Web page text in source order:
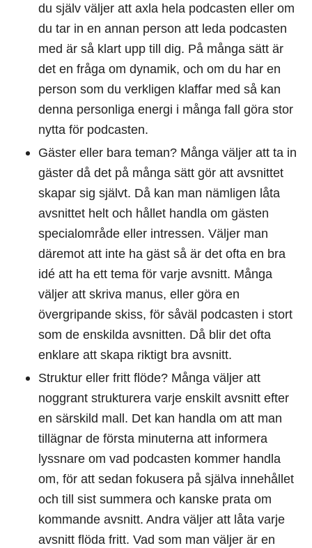
du själv väljer att axla hela podcasten eller om
du tar in en annan person att leda podcasten
med är så klart upp till dig. På många sätt är
det en fråga om dynamik, och om du har en
person som du verkligen klaffar med så kan
denna personliga energi i många fall göra stor
nytta för podcasten.
Gäster eller bara teman? Många väljer att ta in
gäster då det på många sätt gör att avsnittet
skapar sig självt. Då kan man nämligen låta
avsnittet helt och hållet handla om gästen
specialområde eller intressen. Väljer man
däremot att inte ha gäst så är det ofta en bra
idé att ha ett tema för varje avsnitt. Många
väljer att skriva manus, eller göra en
övergripande skiss, för såväl podcasten i stort
som de enskilda avsnitten. Då blir det ofta
enklare att skapa riktigt bra avsnitt.
Struktur eller fritt flöde? Många väljer att
noggrant strukturera varje enskilt avsnitt efter
en särskild mall. Det kan handla om att man
tillägnar de första minuterna att informera
lyssnare om vad podcasten kommer handla
om, för att sedan fokusera på själva innehållet
och till sist summera och kanske prata om
kommande avsnitt. Andra väljer att låta varje
avsnitt flöda fritt. Vad som man väljer är en